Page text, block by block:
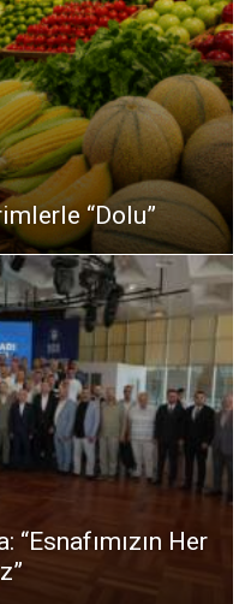
“Dolu”
“Esnafımızın Her